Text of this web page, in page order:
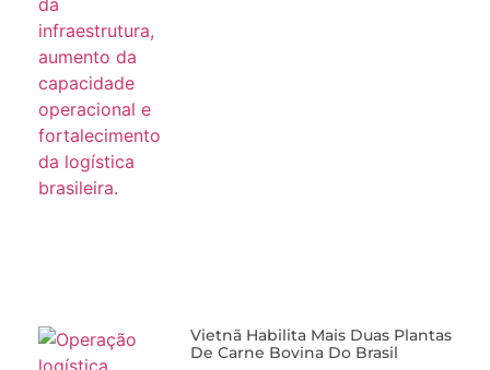
Vietnã Habilita Mais Duas Plantas
De Carne Bovina Do Brasil